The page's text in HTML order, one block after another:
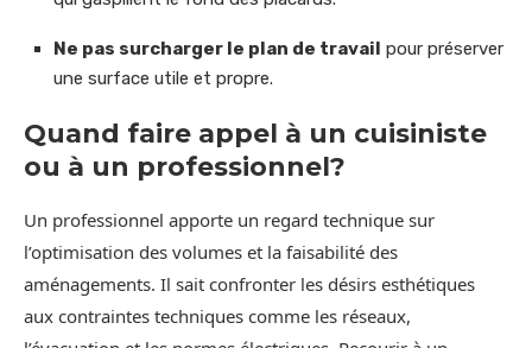
Ne pas surcharger le plan de travail pour préserver
une surface utile et propre.
Quand faire appel à un cuisiniste
ou à un professionnel?
Un professionnel apporte un regard technique sur
l’optimisation des volumes et la faisabilité des
aménagements. Il sait confronter les désirs esthétiques
aux contraintes techniques comme les réseaux,